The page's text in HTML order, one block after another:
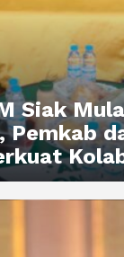
Siak
Pemkab